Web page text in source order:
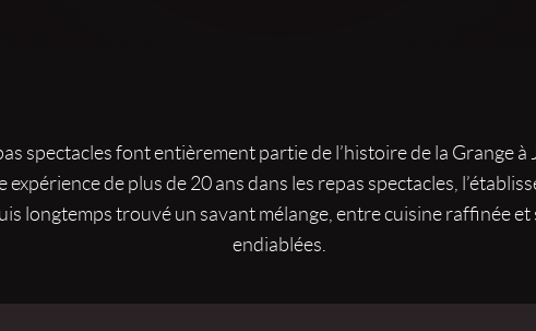
spectacles font entièrement partie de l’histoire de la Grange à
expérience de plus de 20 ans dans les repas spectacles,
longtemps trouvé un savant mélange, entre cuisine raffinée et
endiablées.